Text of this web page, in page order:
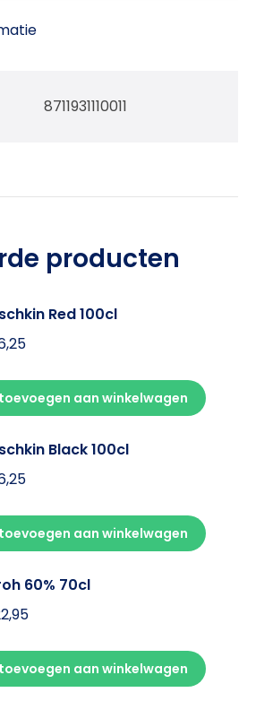
8711931110011
producten
Red 100cl
toevoegen aan winkelwagen
Black 100cl
toevoegen aan winkelwagen
60% 70cl
toevoegen aan winkelwagen